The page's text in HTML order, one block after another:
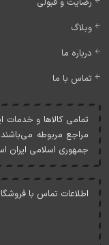
وبلاگ
درباره ما
تماس با ما
تمامی کالاها و خدمات
مراجع مربوطه
جمهوری اسلامی ايران
اطلاعات تماس با